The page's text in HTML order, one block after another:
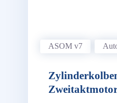
ASOM v7